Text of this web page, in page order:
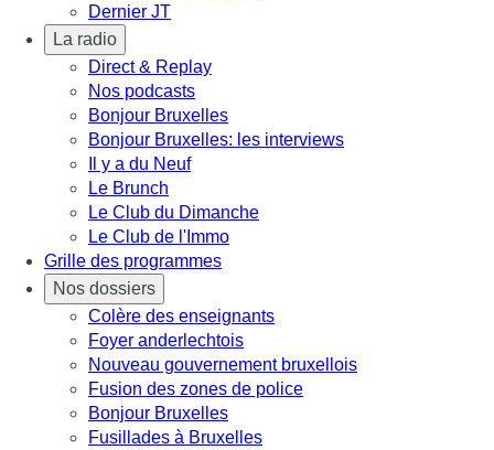
Dernier JT
La radio
Direct & Replay
Nos podcasts
Bonjour Bruxelles
Bonjour Bruxelles: les interviews
Il y a du Neuf
Le Brunch
Le Club du Dimanche
Le Club de l'Immo
Grille des programmes
Nos dossiers
Colère des enseignants
Foyer anderlechtois
Nouveau gouvernement bruxellois
Fusion des zones de police
Bonjour Bruxelles
Fusillades à Bruxelles